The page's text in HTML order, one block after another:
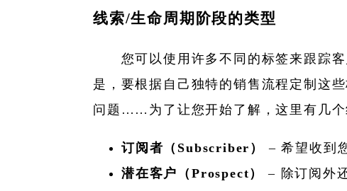
线索/生命周期阶段的类型
您可以使用许多不同的标签来跟踪
是，要根据自己独特的销售流程定制这
问题……为了让您开始了解，这里有几个
订阅者（Subscriber）
– 希望收到
潜在客户（Prospect）
– 除订阅外